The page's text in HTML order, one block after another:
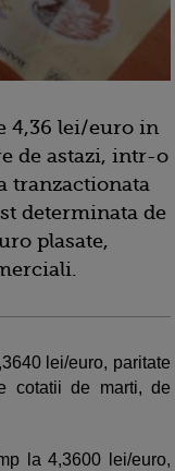
4,36 lei/euro in
de astazi, intr-o
tranzactionata
determinata de
plasate,
lei/euro, paritate
cotatii de marti, de
la 4,3600 lei/euro,